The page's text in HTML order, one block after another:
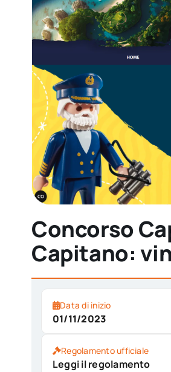
Concorso
Capitano:
Data di inizio
01/11/2023
Regolamento ufficiale
Leggi il regolamento